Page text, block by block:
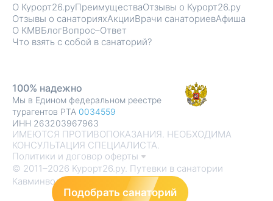
О Курорт26.руПреимуществаОтзывы о Курорт26.ру
Отзывы о санаторияхАкцииВрачи санаториевАфиша
О КМВБлогВопрос–Ответ
Что взять с собой в санаторий?
ИМЕЮТСЯ ПРОТИВОПОКАЗАНИЯ. НЕОБХОДИМА
КОНСУЛЬТАЦИЯ СПЕЦИАЛИСТА.
Политики и договор оферты
© 2011–2026 Курорт26.ру. Путевки в санатории
Кавминвод
100% надежно
Мы в Едином федеральном реестре
турагентов РТА 0034559
ИНН 263203967963
Подобрать санаторий